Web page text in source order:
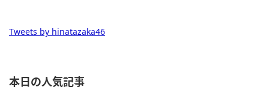
Tweets by hinatazaka46
本日の人気記事